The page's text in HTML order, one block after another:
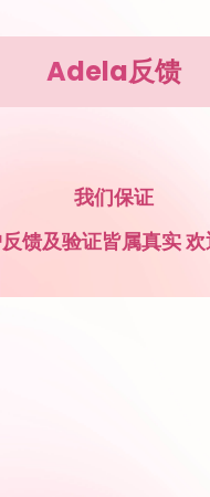
Adela反馈
我们保证
馈及验证皆属真实